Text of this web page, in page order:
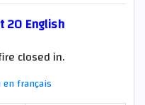
20 English
closed in.
en français